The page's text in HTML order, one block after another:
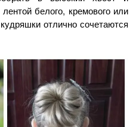
белого, кремового или
отлично сочетаются